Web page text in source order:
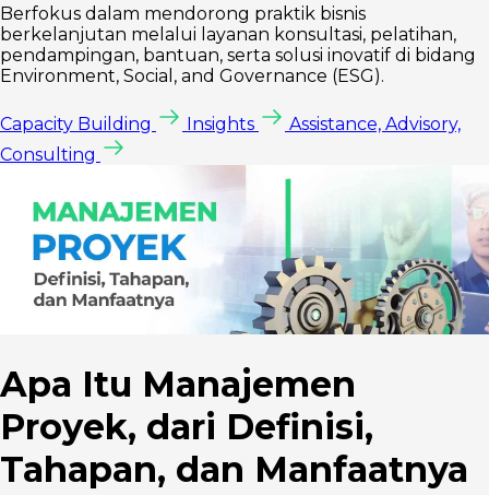
Berfokus dalam mendorong praktik bisnis
berkelanjutan melalui layanan konsultasi, pelatihan,
pendampingan, bantuan, serta solusi inovatif di bidang
Environment, Social, and Governance (ESG).
Capacity Building Insights
Assistance, Advisory,
Consulting
Apa Itu Manajemen
Proyek, dari Definisi,
Tahapan, dan Manfaatnya